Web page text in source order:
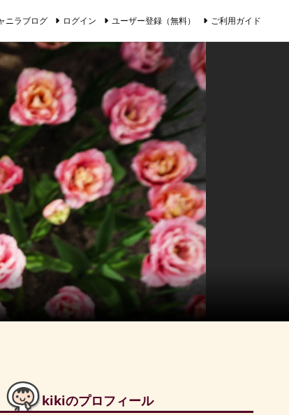
ニラブログ ログイン ユーザー登録（無料） ご利用ガイド
kikiのプロフィール